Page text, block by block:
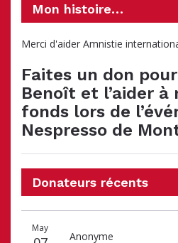
Mon histoire…
Merci d'aider Amnistie
Faites un don
Benoît et l’aider
fonds lors de
Nespresso de
Donateurs récents
du
du
duMay
Anonyme